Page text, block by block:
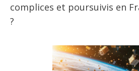
complices et poursuivis en
?